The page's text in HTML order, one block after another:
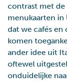
contrast met de
menukaarten in
dat we cafés en
komen
ander idee uit
oftewel
onduidelijke